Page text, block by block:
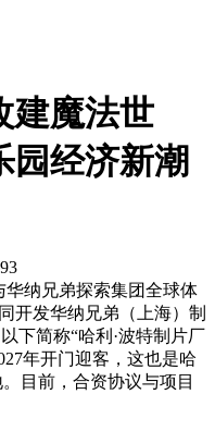
建魔法世
园经济新潮
华纳兄弟探索集团全球体
开发华纳兄弟（上海）制
下简称“哈利·波特制片厂
年开门迎客，这也是哈
目前，合资协议与项目